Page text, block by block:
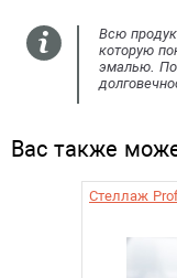
Всю
которую
эмалью.
Вас также
Стеллаж